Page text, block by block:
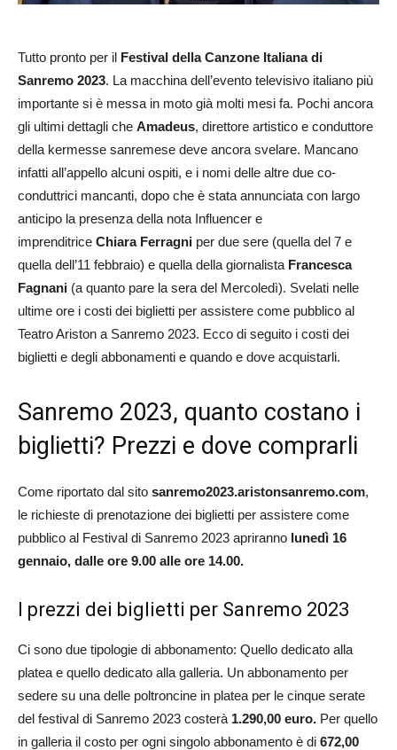
Tutto pronto per il Festival della Canzone Italiana di
Sanremo 2023. La macchina dell’evento televisivo italiano più
importante si è messa in moto già molti mesi fa. Pochi ancora
gli ultimi dettagli che Amadeus, direttore artistico e conduttore
della kermesse sanremese deve ancora svelare. Mancano
infatti all’appello alcuni ospiti, e i nomi delle altre due co-
conduttrici mancanti, dopo che è stata annunciata con largo
anticipo la presenza della nota Influencer e
imprenditrice Chiara Ferragni per due sere (quella del 7 e
quella dell’11 febbraio) e quella della giornalista Francesca
Fagnani (a quanto pare la sera del Mercoledì). Svelati nelle
ultime ore i costi dei biglietti per assistere come pubblico al
Teatro Ariston a Sanremo 2023. Ecco di seguito i costi dei
biglietti e degli abbonamenti e quando e dove acquistarli.
Sanremo 2023, quanto costano i
biglietti? Prezzi e dove comprarli
Come riportato dal sito sanremo2023.aristonsanremo.com,
le richieste di prenotazione dei biglietti per assistere come
pubblico al Festival di Sanremo 2023 apriranno lunedì 16
gennaio, dalle ore 9.00 alle ore 14.00.
I prezzi dei biglietti per Sanremo 2023
Ci sono due tipologie di abbonamento: Quello dedicato alla
platea e quello dedicato alla galleria. Un abbonamento per
sedere su una delle poltroncine in platea per le cinque serate
del festival di Sanremo 2023 costerà 1.290,00 euro. Per quello
in galleria il costo per ogni singolo abbonamento è di 672,00